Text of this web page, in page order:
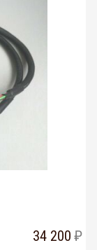
34 200